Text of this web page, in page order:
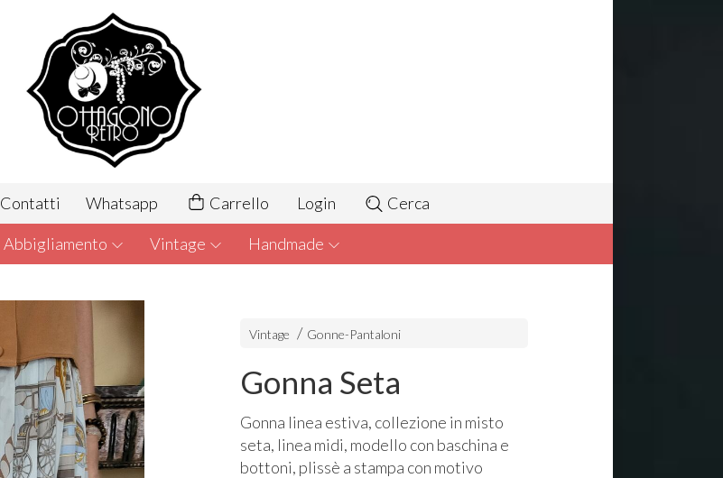
Contatti Whatsapp Carrello Login Cerca
Abbigliamento Vintage Handmade
Vintage Gonne-Pantaloni
Gonna Seta
Gonna linea estiva, collezione in misto
seta, linea midi, modello con baschina e
bottoni, plissè a stampa con motivo